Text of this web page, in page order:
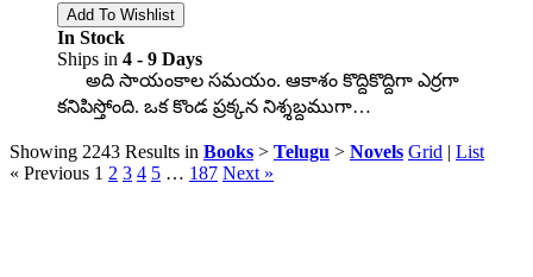
In Stock
Ships in 4 - 9 Days
అది సాయంకాల సమయం. ఆకాశం కొద్దికొద్దిగా ఎర్రగా
కనిపిస్తోంది. ఒక కొండ ప్రక్కన నిశ్శబ్దముగా…
Showing 2243 Results in Books > Telugu > Novels Grid | List
« Previous 1 2 3 4 5 … 187 Next »